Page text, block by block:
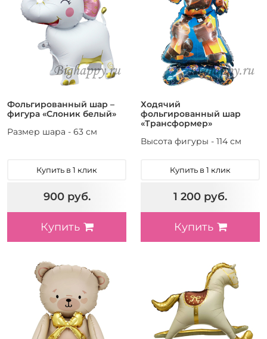
Фольгированный шар –
фигура «Слоник белый»
Размер шара - 63 см
Купить в 1 клик
900 руб.
Купить
Ходячий
фольгированный шар
«Трансформер»
Высота фигуры - 114 см
Купить в 1 клик
1 200 руб.
Купить